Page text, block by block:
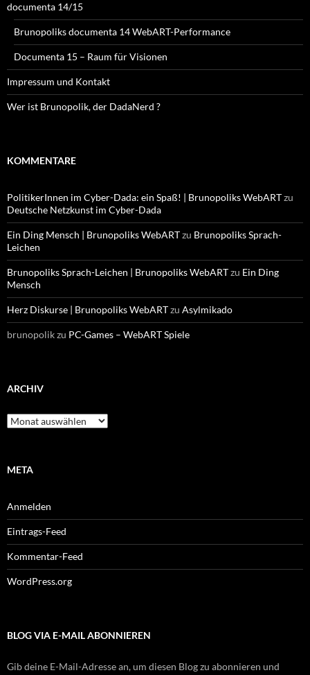
documenta 14/15
Brunopoliks documenta 14 WebART-Performance
Documenta 15 – Raum für Visionen
Impressum und Kontakt
Wer ist Brunopolik, der DadaNerd ?
KOMMENTARE
PolitikerInnen im Cyber-Dada: ein Spaß! | Brunopoliks WebARTzu
Deutsche Netzkunst im Cyber-Dada
Ein Ding Mensch | Brunopoliks WebARTzu Brunopoliks Sprach-
Leichen
Brunopoliks Sprach-Leichen | Brunopoliks WebARTzu Ein Ding
Mensch
Herz Diskurse | Brunopoliks WebARTzu Asylmikado
brunopolikzu PC-Games – WebART Spiele
ARCHIV
Archiv
META
Anmelden
Eintrags-Feed
Kommentar-Feed
WordPress.org
BLOG VIA E-MAIL ABONNIEREN
Gib deine E-Mail-Adresse an, um diesen Blog zu abonnieren und